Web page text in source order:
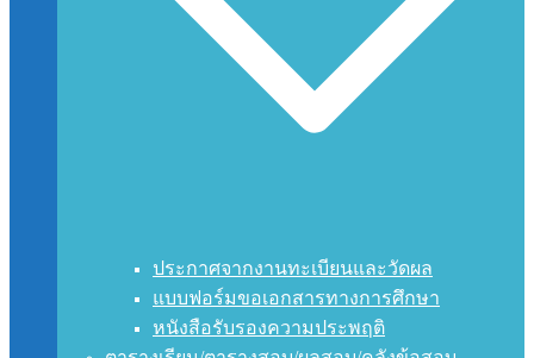
ประกาศจากงานทะเบียนและวัดผล
แบบฟอร์มขอเอกสารทางการศึกษา
หนังสือรับรองความประพฤติ